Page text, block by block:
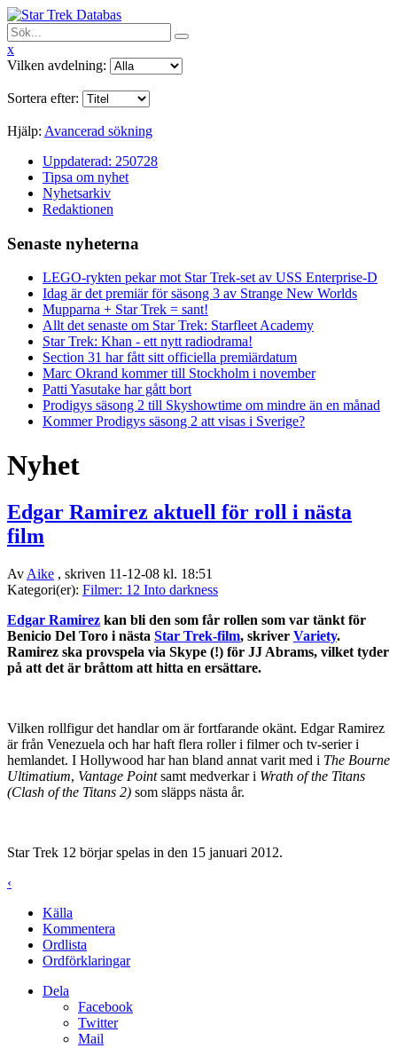
x
Vilken avdelning:
Sortera efter:
Hjälp: Avancerad sökning
Uppdaterad: 250728
Tipsa om nyhet
Nyhetsarkiv
Redaktionen
Senaste nyheterna
LEGO-rykten pekar mot Star Trek-set av USS Enterprise-D
Idag är det premiär för säsong 3 av Strange New Worlds
Mupparna + Star Trek = sant!
Allt det senaste om Star Trek: Starfleet Academy
Star Trek: Khan - ett nytt radiodrama!
Section 31 har fått sitt officiella premiärdatum
Marc Okrand kommer till Stockholm i november
Patti Yasutake har gått bort
Prodigys säsong 2 till Skyshowtime om mindre än en månad
Kommer Prodigys säsong 2 att visas i Sverige?
Nyhet
Edgar Ramirez aktuell för roll i nästa
film
Av Aike , skriven 11-12-08 kl. 18:51
Kategori(er): Filmer: 12 Into darkness
Edgar Ramirez kan bli den som får rollen som var tänkt för
Benicio Del Toro i nästa Star Trek-film, skriver Variety.
Ramirez ska provspela via Skype (!) för JJ Abrams, vilket tyder
på att det är bråttom att hitta en ersättare.
Vilken rollfigur det handlar om är fortfarande okänt. Edgar Ramirez
är från Venezuela och har haft flera roller i filmer och tv-serier i
hemlandet. I Hollywood har han bland annat varit med i The Bourne
Ultimatium, Vantage Pointsamt medverkar i Wrath of the Titans
(Clash of the Titans 2) som släpps nästa år.
Star Trek 12 börjar spelas in den 15 januari 2012.
‹
Källa
Kommentera
Ordlista
Ordförklaringar
Dela
Facebook
Twitter
Mail